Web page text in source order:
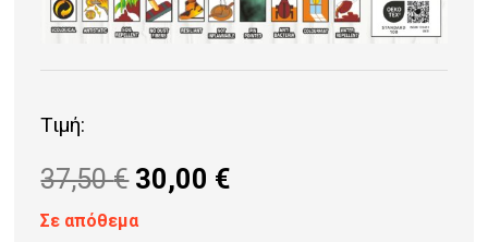
Τιμή:
37,50€ Original
price
30,00 €
Σε απόθεμα